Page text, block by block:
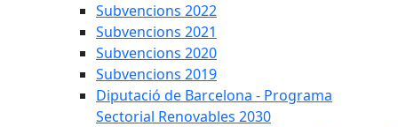
Subvencions 2022
Subvencions 2021
Subvencions 2020
Subvencions 2019
Diputació de Barcelona - Programa
Sectorial Renovables 2030